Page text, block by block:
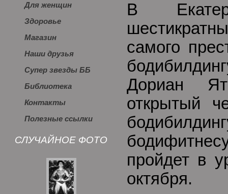
Для женщин
Здоровье
Магазин
Наши друзья
Супер звезды ББ
Библиотека
Контакты
Полезные ссылки
СЛУЧАЙНОЕ ФОТО
В
самого
Дориан
открытый
пройдет в
октября.